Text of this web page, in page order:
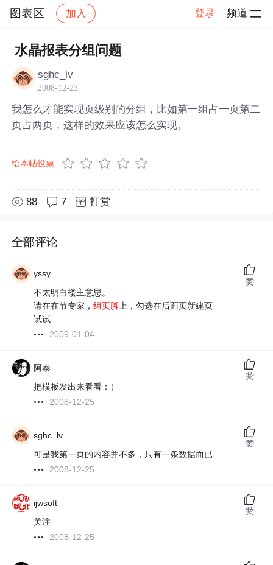
图表区 加入 登录 频道
社区 图表区 帖子详情
水晶报表分组问题
sghc_lv
2008-12-23
我怎么才能实现页级别的分组，比如第一组占一页第二
页占两页，这样的效果应该怎么实现。
给本帖投票
88 7 打赏
全部评论
yssy
不太明白楼主意思。
请在在节专家，组页脚上，勾选在后面页新建页
试试
2009-01-04
赞
阿泰
把模板发出来看看：）
2008-12-25
赞
sghc_lv
可是我第一页的内容并不多，只有一条数据而已
2008-12-25
赞
ijwsoft
关注
2008-12-25
赞